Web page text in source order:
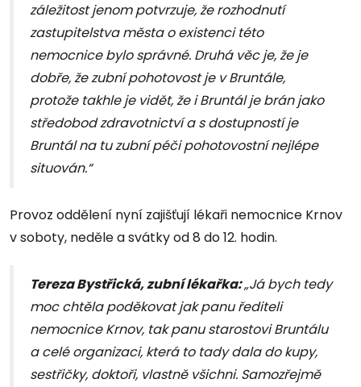
záležitost jenom potvrzuje, že rozhodnutí
zastupitelstva města o existenci této
nemocnice bylo správné. Druhá věc je, že je
dobře, že zubní pohotovost je v Bruntále,
protože takhle je vidět, že i Bruntál je brán jako
středobod zdravotnictví a s dostupností je
Bruntál na tu zubní péči pohotovostní nejlépe
situován.“
Provoz oddělení nyní zajišťují lékaři nemocnice Krnov
v soboty, neděle a svátky od 8 do 12. hodin.
Tereza Bystřická, zubní lékařka:„Já bych tedy
moc chtěla poděkovat jak panu řediteli
nemocnice Krnov, tak panu starostovi Bruntálu
a celé organizaci, která to tady dala do kupy,
sestřičky, doktoři, vlastně všichni. Samozřejmě